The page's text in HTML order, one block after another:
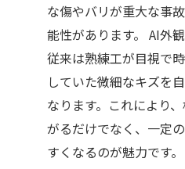
な傷やバリが重大な事
能性があります。 AI外
従来は熟練工が目視で
していた微細なキズを
なります。これにより
がるだけでなく、一定
すくなるのが魅力です。